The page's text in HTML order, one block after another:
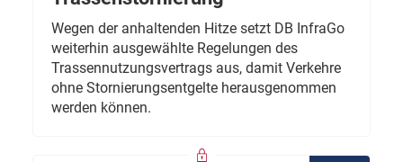
Wegen der anhaltenden Hitze setzt DB InfraGo
weiterhin ausgewählte Regelungen des
Trassennutzungsvertrags aus, damit Verkehre
ohne Stornierungsentgelte herausgenommen
werden können.